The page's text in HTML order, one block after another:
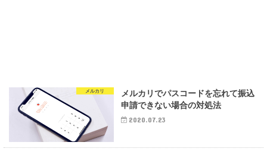
メルカリ
メルカリでパスコードを忘れて振込
申請できない場合の対処法
2020.07.23